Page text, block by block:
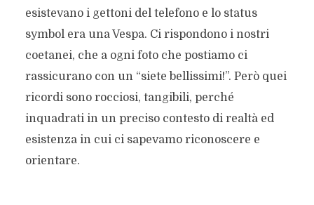
esistevano i gettoni del telefono e lo status
symbol era una Vespa. Ci rispondono i nostri
coetanei, che a ogni foto che postiamo ci
rassicurano con un “siete bellissimi!”. Però quei
ricordi sono rocciosi, tangibili, perché
inquadrati in un preciso contesto di realtà ed
esistenza in cui ci sapevamo riconoscere e
orientare.